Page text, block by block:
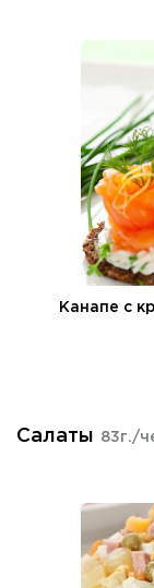
Канапе с
Салаты 83г./